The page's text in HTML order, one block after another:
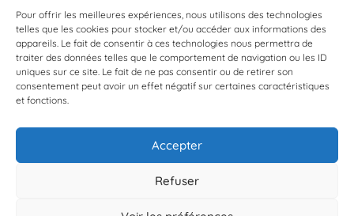
Pour offrir les meilleures expériences, nous utilisons des technologies
telles que les cookies pour stocker et/ou accéder aux informations des
appareils. Le fait de consentir à ces technologies nous permettra de
traiter des données telles que le comportement de navigation ou les ID
uniques sur ce site. Le fait de ne pas consentir ou de retirer son
consentement peut avoir un effet négatif sur certaines caractéristiques
et fonctions.
Accepter
Refuser
À propos de BioLit
Vos données d'observation
Ressources
Résultats du programme
Contacts
Inscrivez-vous dès maintenant